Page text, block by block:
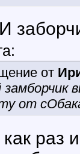
от
замборчик
от
раз